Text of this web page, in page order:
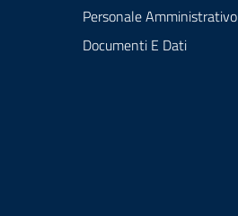
Personale Amministrativo
Documenti E Dati